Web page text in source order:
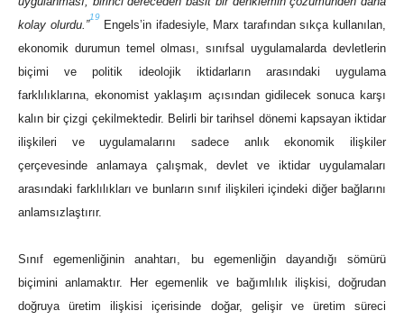
kolay olurdu.”
19
Engels’in ifadesiyle, Marx tarafından sıkça kullanılan,
ekonomik durumun temel olması, sınıfsal uygulamalarda devletlerin
biçimi ve politik ideolojik iktidarların arasındaki uygulama
farklılıklarına, ekonomist yaklaşım açısından gidilecek sonuca karşı
kalın bir çizgi çekilmektedir. Belirli bir tarihsel dönemi kapsayan iktidar
ilişkileri ve uygulamalarını sadece anlık ekonomik ilişkiler
çerçevesinde anlamaya çalışmak, devlet ve iktidar uygulamaları
arasındaki farklılıkları ve bunların sınıf ilişkileri içindeki diğer bağlarını
anlamsızlaştırır.
Sınıf egemenliğinin anahtarı, bu egemenliğin dayandığı sömürü
biçimini anlamaktır. Her egemenlik ve bağımlılık ilişkisi, doğrudan
doğruya üretim ilişkisi içerisinde doğar, gelişir ve üretim süreci